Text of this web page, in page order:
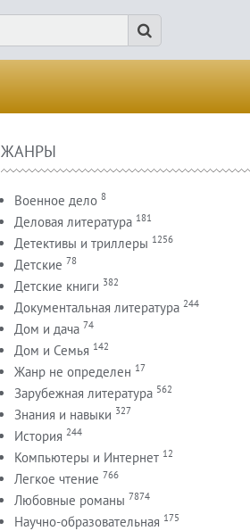
ЖАНРЫ
Военное дело 8
Деловая литература 181
Детективы и триллеры 1256
Детские 78
Детские книги 382
Документальная литература 244
Дом и дача 74
Дом и Семья 142
Жанр не определен 17
Зарубежная литература 562
Знания и навыки 327
История 244
Компьютеры и Интернет 12
Легкое чтение 766
Любовные романы 7874
Научно-образовательная 175